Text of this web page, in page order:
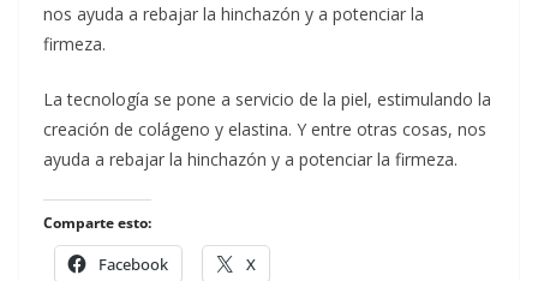
nos ayuda a rebajar la hinchazón y a potenciar la
firmeza.
​La tecnología se pone a servicio de la piel, estimulando la
creación de colágeno y elastina. Y entre otras cosas, nos
ayuda a rebajar la hinchazón y a potenciar la firmeza.
Comparte esto:
Facebook X